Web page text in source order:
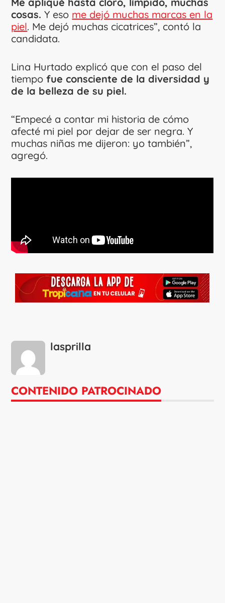
cosas. Y eso me dejó muchas marcas en la
piel. Me dejó muchas cicatrices”, contó la
candidata.
Lina Hurtado explicó que con el paso del
tiempo fue consciente de la diversidad y
de la belleza de su piel.
“Empecé a contar mi historia de cómo
afecté mi piel por dejar de ser negra. Y
muchas niñas me dijeron: yo también”,
agregó.
lasprilla
CONTENIDO PATROCINADO